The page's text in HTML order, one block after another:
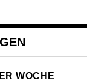
WOCHE (